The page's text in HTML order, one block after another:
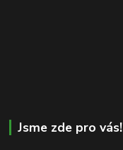
Jsme zde pro vás!